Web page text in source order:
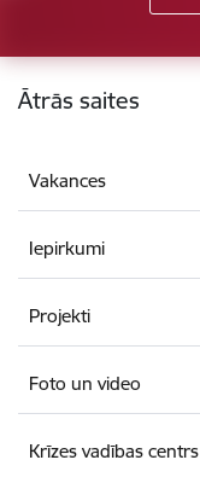
Kājene
Ātrās saites
Vakances
Iepirkumi
Projekti
Foto un video
Krīzes vadības centrs